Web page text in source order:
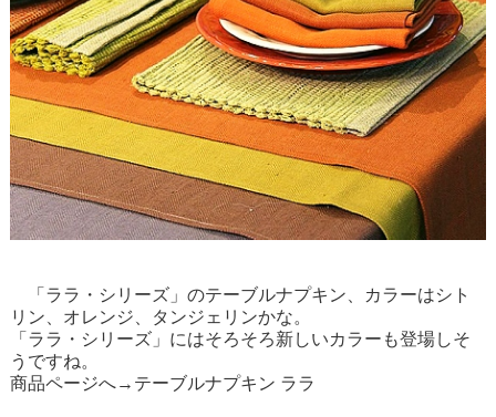
「ララ・シリーズ」のテーブルナプキン、カラーはシト
リン、オレンジ、タンジェリンかな。
「ララ・シリーズ」にはそろそろ新しいカラーも登場しそ
うですね。
商品ページへ→ テーブルナプキン ララ